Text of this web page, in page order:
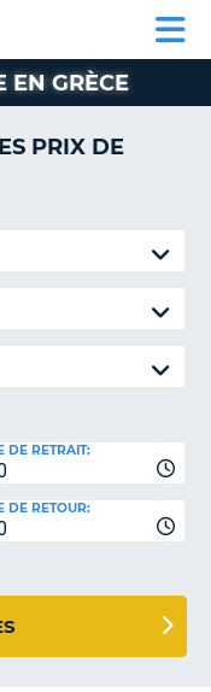
CLIENT
EN GRÈCE
PRIX DE
DE RETRAIT:
DE RETOUR: